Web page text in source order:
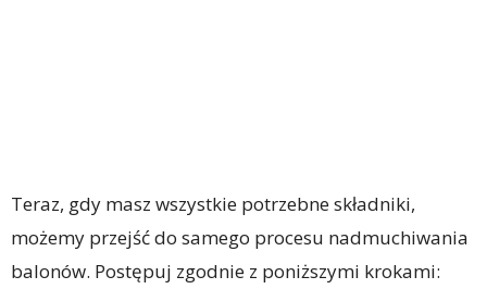
Teraz, gdy masz wszystkie potrzebne składniki,
możemy przejść do samego procesu nadmuchiwania
balonów. Postępuj zgodnie z poniższymi krokami: